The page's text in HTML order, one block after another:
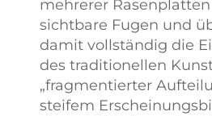
mehrerer
sichtbare Fugen und
damit vollständig die
des traditionellen
„fragmentierter
steifem